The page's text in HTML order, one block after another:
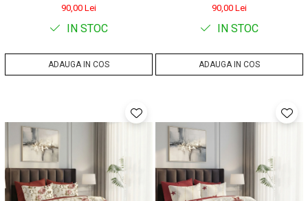
90,00 Lei
IN STOC
ADAUGA IN COS
90,00 Lei
IN STOC
ADAUGA IN COS